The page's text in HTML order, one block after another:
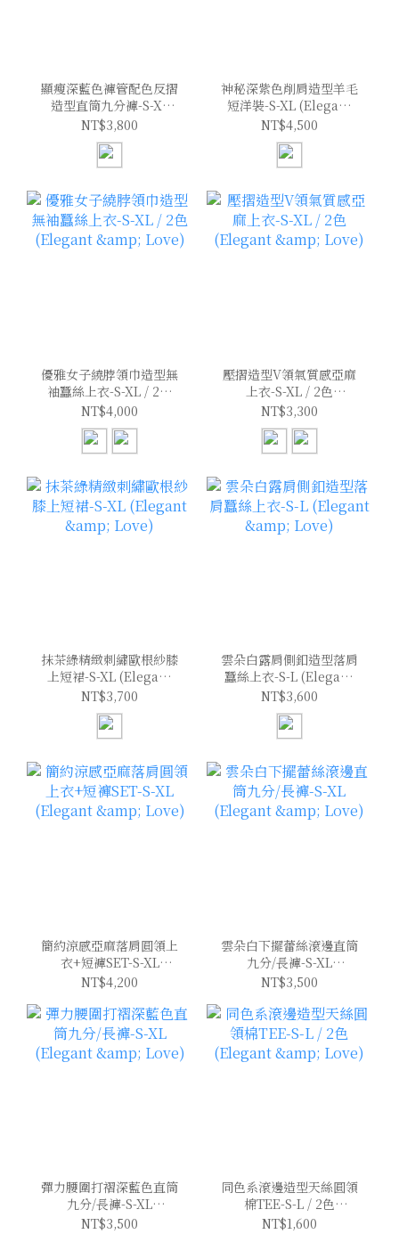
顯瘦深藍色褲管配色反摺
造型直筒九分褲-S-XL
(Elegant & Love)
NT$3,800
神秘深紫色削肩造型羊毛
短洋裝-S-XL (Elegant
& Love)
NT$4,500
優雅女子繞脖領巾造型無
袖蠶絲上衣-S-XL / 2色
(Elegant & Love)
NT$4,000
壓摺造型V領氣質感亞麻
上衣-S-XL / 2色
(Elegant & Love)
NT$3,300
抹茶綠精緻刺繡歐根紗膝
上短裙-S-XL (Elegant
& Love)
NT$3,700
雲朵白露肩側釦造型落肩
蠶絲上衣-S-L (Elegant
& Love)
NT$3,600
簡約涼感亞麻落肩圓領上
衣+短褲SET-S-XL
(Elegant & Love)
NT$4,200
雲朵白下擺蕾絲滾邊直筒
九分/長褲-S-XL
(Elegant & Love)
NT$3,500
彈力腰圍打褶深藍色直筒
九分/長褲-S-XL
(Elegant & Love)
NT$3,500
同色系滾邊造型天絲圓領
棉TEE-S-L / 2色
(Elegant & Love)
NT$1,600